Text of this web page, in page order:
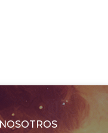
NOSOTROS